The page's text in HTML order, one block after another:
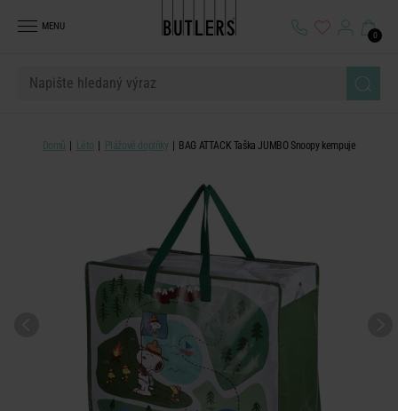
MENU
0
Domů Léto Plážové doplňky BAG ATTACK Taška JUMBO Snoopy kempuje